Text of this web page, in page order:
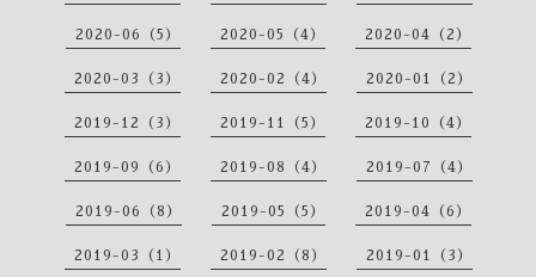
2020-06（5） 2020-05（4） 2020-04（2）
2020-03（3） 2020-02（4） 2020-01（2）
2019-12（3） 2019-11（5） 2019-10（4）
2019-09（6） 2019-08（4） 2019-07（4）
2019-06（8） 2019-05（5） 2019-04（6）
2019-03（1） 2019-02（8） 2019-01（3）